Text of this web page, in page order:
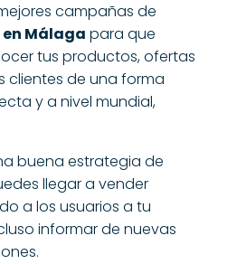
campañas de
Málaga para que
tus productos, ofertas
clientes de una forma
y a nivel mundial,
buena estrategia de
llegar a vender
a los usuarios a tu
informar de nuevas